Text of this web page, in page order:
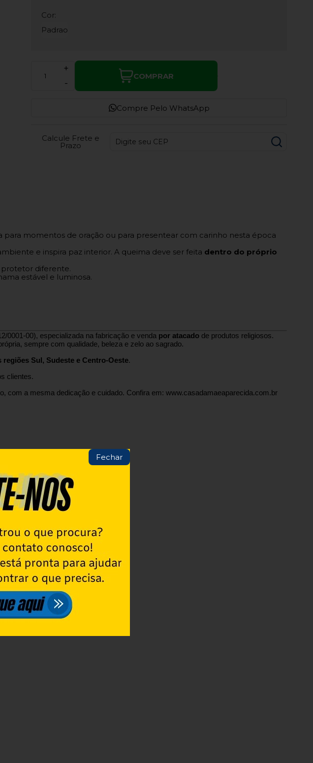
Cor:
Padrao
-
+
COMPRAR
Compre Pelo WhatsApp
Calcule Frete e
Prazo
momentos de oração ou para presentear com carinho nesta época
e inspira paz interior. A queima deve ser feita dentro do próprio
diferente.
estável e luminosa.
0001-00), especializada na fabricação e venda por atacado de produtos religiosos.
sempre com qualidade, beleza e zelo ao sagrado.
regiões Sul, Sudeste e Centro-Oeste.
clientes.
a mesma dedicação e cuidado. Confira em: www.casadamaeaparecida.com.br
Fechar